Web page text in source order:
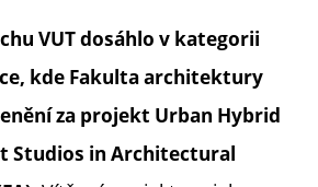
VUT dosáhlo v kategorii
kde Fakulta architektury
za projekt Urban Hybrid
Studios in Architectural